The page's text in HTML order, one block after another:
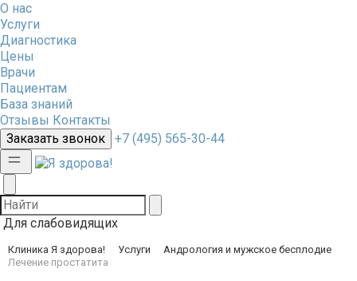
О нас
Услуги
Диагностика
Цены
Врачи
Пациентам
База знаний
Отзывы Контакты
Заказать звонок
+7 (495) 565-30-44
Для слабовидящих
Клиника Я здорова! Услуги
Андрология и мужское бесплодие
Лечение простатита